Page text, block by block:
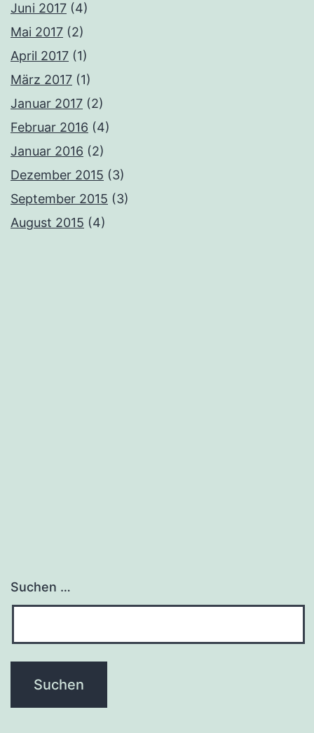
Juni 2017 (4)
Mai 2017 (2)
April 2017 (1)
März 2017 (1)
Januar 2017 (2)
Februar 2016 (4)
Januar 2016 (2)
Dezember 2015 (3)
September 2015 (3)
August 2015 (4)
Suchen …